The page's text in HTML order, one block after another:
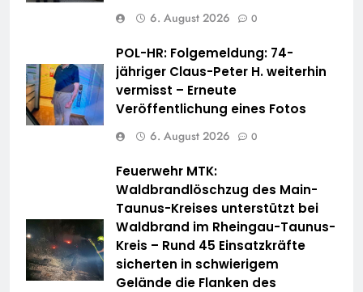
6. August 2026 0
POL-HR: Folgemeldung: 74-
jähriger Claus-Peter H. weiterhin
vermisst – Erneute
Veröffentlichung eines Fotos
6. August 2026 0
Feuerwehr MTK:
Waldbrandlöschzug des Main-
Taunus-Kreises unterstützt bei
Waldbrand im Rheingau-Taunus-
Kreis – Rund 45 Einsatzkräfte
sicherten in schwierigem
Gelände die Flanken des